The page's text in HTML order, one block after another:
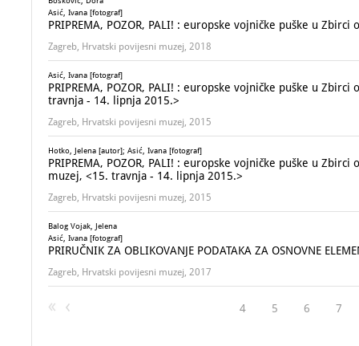
Asić, Ivana [fotograf]
PRIPREMA, POZOR, PALI! : europske vojničke puške u
Zagreb, Hrvatski povijesni muzej, 2018
Asić, Ivana [fotograf]
PRIPREMA, POZOR, PALI! : europske vojničke puške u
travnja - 14. lipnja 2015.>
Zagreb, Hrvatski povijesni muzej, 2015
Hotko, Jelena [autor]; Asić, Ivana [fotograf]
PRIPREMA, POZOR, PALI! : europske vojničke puške u
muzej, <15. travnja - 14. lipnja 2015.>
Zagreb, Hrvatski povijesni muzej, 2015
Balog Vojak, Jelena
Asić, Ivana [fotograf]
PRIRUČNIK ZA OBLIKOVANJE PODATAKA ZA OSNOVNE
Zagreb, Hrvatski povijesni muzej, 2017
4 5 6 7